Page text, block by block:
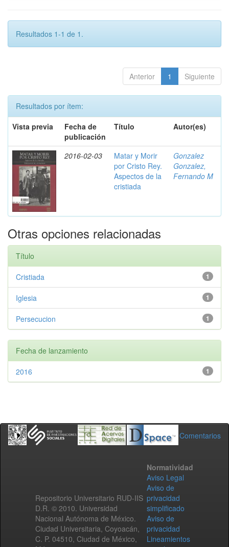
Resultados 1-1 de 1.
Anterior 1 Siguiente
Resultados por ítem:
Vista previa
Fecha de
publicación
Título Autor(es)
2016-02-03
Matar y Morir
por Cristo Rey.
Aspectos de la
cristiada
Gonzalez
Gonzalez,
Fernando M
Otras opciones relacionadas
Título
1
Cristiada
1
Iglesia
1
Persecucion
Fecha de lanzamiento
1
2016
Comentarios
Repositorio Universitario RUD-IIS
D.R. © 2010. Universidad
Nacional Autónoma de México.
Ciudad Universitaria, Coyoacán,
C. P. 04510, Ciudad de México,
Normatividad
Aviso Legal
Aviso de
privacidad
simplificado
Aviso de
privacidad
Lineamientos